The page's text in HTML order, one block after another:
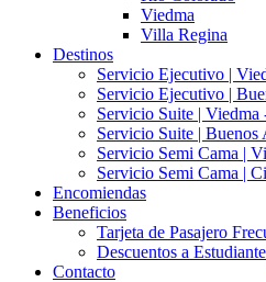
Viedma
Villa Regina
Destinos
Servicio Ejecutivo |
Servicio Ejecutivo |
Servicio Suite | Viedma
Servicio Suite | Buenos
Servicio Semi Cama |
Servicio Semi Cama |
Encomiendas
Beneficios
Tarjeta de Pasajero
Descuentos a
Contacto